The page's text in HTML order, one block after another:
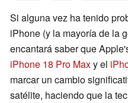
Si alguna vez ha tenido
iPhone (y la mayoría de la
encantará saber que
iPhone 18 Pro Maxy el
marcar un cambio
satélite, haciendo que la